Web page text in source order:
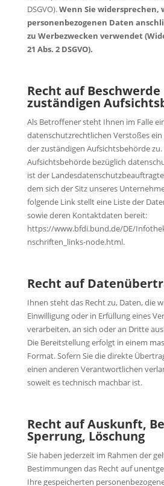
DSGVO).Wenn Sie widersprechen,
personenbezogenen Daten
zu Werbezwecken verwendet
21 Abs. 2 DSGVO).
Recht auf
zuständigen
Als Betroffener steht Ihnen im Falle
datenschutzrechtlichen Verstoßes
der zuständigen Aufsichtsbehörde
Aufsichtsbehörde bezüglich
ist der
dem sich der Sitz unseres
folgende Link stellt eine Liste der
sowie deren Kontaktdaten bereit:
https://www.bfdi.bund.de/DE/
nschriften_links-node.html.
Recht auf
Ihnen steht das Recht zu, Daten, die
Einwilligung oder in Erfüllung eines
verarbeiten, an sich oder an Dritte
Die Bereitstellung erfolgt in einem
Format. Sofern Sie die direkte
einen anderen Verantwortlichen
soweit es technisch machbar ist.
Recht auf Auskunft,
Sperrung, Löschung
Sie haben jederzeit im Rahmen der
Bestimmungen das Recht auf
Ihre gespeicherten